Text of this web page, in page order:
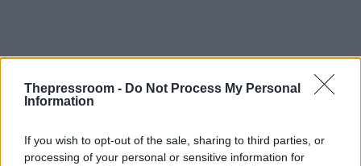
Thepressroom - Do Not Process My Personal
Information
If you wish to opt-out of the sale, sharing to third parties, or
processing of your personal or sensitive information for